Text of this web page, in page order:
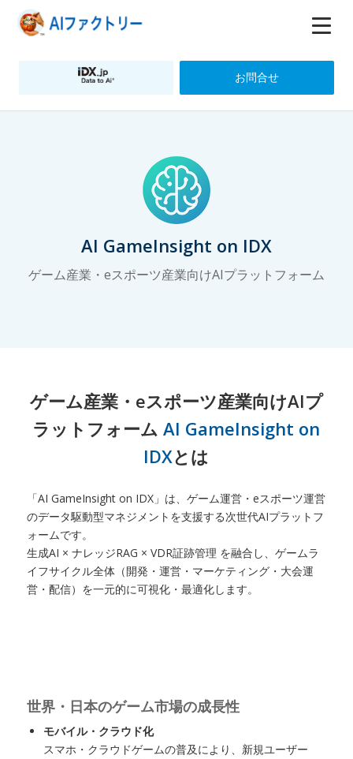
お問合せ
AI GameInsight on IDX
ゲーム産業・eスポーツ産業向けAIプラットフォーム
ゲーム産業・eスポーツ産業向けAIプ
ラットフォームAI GameInsight on
IDXとは
「AI GameInsight on IDX」は、ゲーム運営・eスポーツ運営
のデータ駆動型マネジメントを支援する次世代AIプラットフ
ォームです。
生成AI × ナレッジRAG × VDR証跡管理 を融合し、ゲームラ
イフサイクル全体（開発・運営・マーケティング・大会運
営・配信）を一元的に可視化・最適化します。
世界・日本のゲーム市場の成長性
モバイル・クラウド化
スマホ・クラウドゲームの普及により、新規ユーザー